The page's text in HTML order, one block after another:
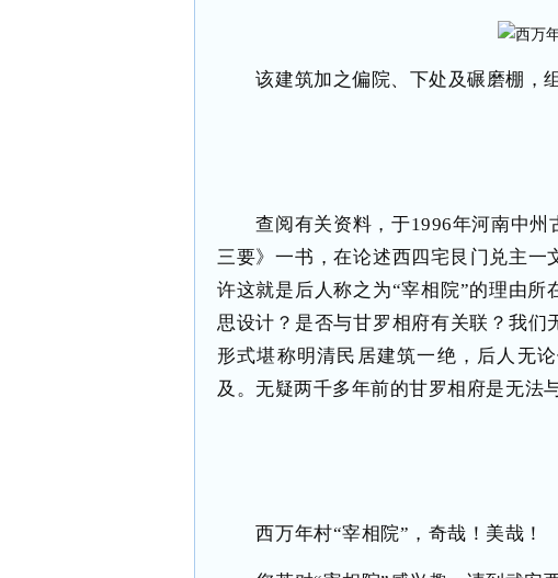
该建筑加之偏院、下处及碾磨棚，
查阅有关资料，于1996年河南中
三要》一书，在论述西四宅艮门兑主一
许这就是后人称之为“宰相院”的理由
思设计？是否与甘罗相府有关联？我
形式堪称明清民居建筑一绝，后人无
及。无疑两千多年前的甘罗相府是无法
西万年村“宰相院”，奇哉！美哉！